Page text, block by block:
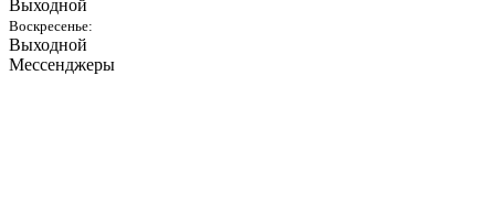
Выходной
Воскресенье:
Выходной
Мессенджеры